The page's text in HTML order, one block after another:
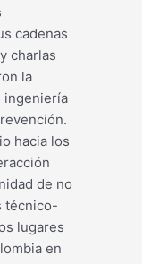
cadenas
charlas
la
ingeniería
hacia los
de no
técnico-
lugares
en